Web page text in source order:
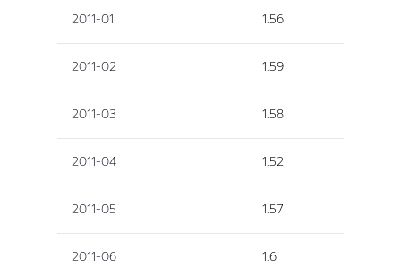
2011-01 1.56
2011-02 1.59
2011-03 1.58
2011-04 1.52
2011-05 1.57
2011-06 1.6